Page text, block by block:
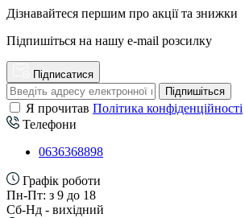
Дізнавайтеся першим про акції та знижки
Підпишіться на нашу e-mail розсилку
Підписатися
Підпишіться
Я прочитав Політика конфіденційності
Телефони
0636368898
Графік роботи
Пн-Пт: з 9 до 18
Сб-Нд - вихідний